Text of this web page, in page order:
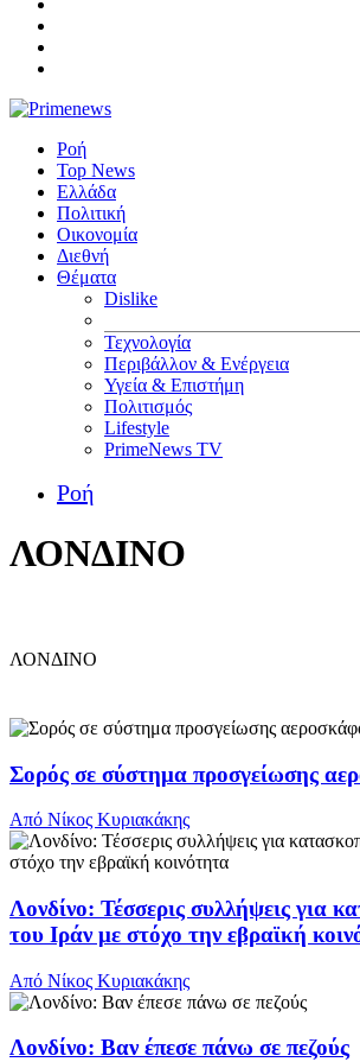
Ροή
Top News
Ελλάδα
Πολιτική
Οικονομία
Διεθνή
Θέματα
Dislike
Τεχνολογία
Περιβάλλον & Ενέργεια
Υγεία & Επιστήμη
Πολιτισμός
Lifestyle
PrimeNews TV
Ροή
ΛΟΝΔΙΝΟ
ΛΟΝΔΙΝΟ
Σορός σε σύστημα προσγείωσης
Από Νίκος Κυριακάκης
Λονδίνο: Τέσσερις συλλήψεις για
του Ιράν με στόχο την εβραϊκή
Από Νίκος Κυριακάκης
Λονδίνο: Βαν έπεσε πάνω σε πεζούς